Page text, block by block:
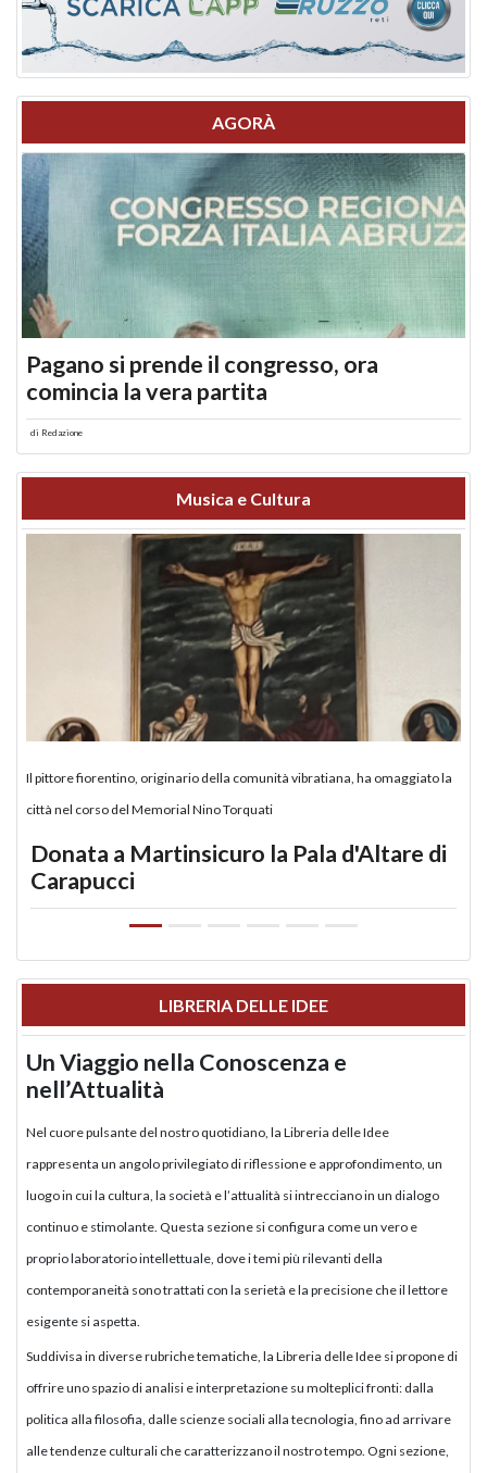
AGORÀ
Pagano si prende il congresso, ora
comincia la vera partita
di Redazione
Musica e Cultura
Il pittore fiorentino, originario della comunità vibratiana, ha omaggiato la
città nel corso del Memorial Nino Torquati
Donata a Martinsicuro la Pala d'Altare di
Carapucci
LIBRERIA DELLE IDEE
Un Viaggio nella Conoscenza e
nell’Attualità
Nel cuore pulsante del nostro quotidiano, la Libreria delle Idee
rappresenta un angolo privilegiato di riflessione e approfondimento, un
luogo in cui la cultura, la società e l’attualità si intrecciano in un dialogo
continuo e stimolante. Questa sezione si configura come un vero e
proprio laboratorio intellettuale, dove i temi più rilevanti della
contemporaneità sono trattati con la serietà e la precisione che il lettore
esigente si aspetta.
Suddivisa in diverse rubriche tematiche, la Libreria delle Idee si propone di
offrire uno spazio di analisi e interpretazione su molteplici fronti: dalla
politica alla filosofia, dalle scienze sociali alla tecnologia, fino ad arrivare
alle tendenze culturali che caratterizzano il nostro tempo. Ogni sezione,